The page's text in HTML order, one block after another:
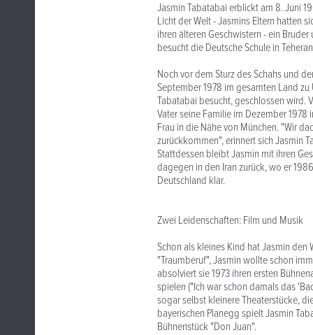
Jasmin Tabatabai erblickt am 8. Juni
Licht der Welt - Jasmins Eltern hatten
ihren älteren Geschwistern - ein
besucht die Deutsche Schule in
Noch vor dem Sturz des Schahs und
September 1978 im gesamten Land
Tabatabai besucht, geschlossen wird.
Vater seine Familie im Dezember
Frau in die Nähe von München. "Wir
zurückkommen", erinnert sich Jasmin
Stattdessen bleibt Jasmin mit ihren
dagegen in den Iran zurück, wo er
Deutschland klar.
Zwei Leidenschaften: Film und Musik
Schon als kleines Kind hat Jasmin den
"Traumberuf", Jasmin wollte schon
absolviert sie 1973 ihren ersten
spielen ("Ich war schon damals das
sogar selbst kleinere Theaterstücke,
bayerischen Planegg spielt Jasmin
Bühnenstück "Don Juan".